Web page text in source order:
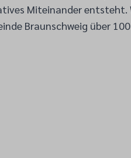
Miteinander entsteht.
Braunschweig über